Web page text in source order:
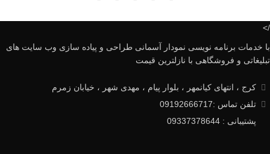
/>
با خدمات برنامه نویسی نمودار آسمانی طراحی و پیاده سازی وب سایت های
تبلیغاتی و فروشگاهی با نازلترین قیمت
کرج ، انتهای کیانمهر ، بلوار پیام ، مهدی شهر ، خیابان زمرم
تلفن تماس :09192666717
پشتیبانی : 09337378644